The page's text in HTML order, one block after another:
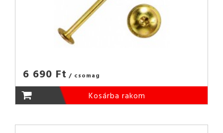
6 690 Ft / csomag
Kosárba rakom